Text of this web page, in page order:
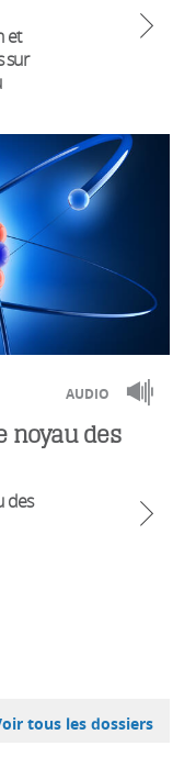
et
sur
AUDIO
noyau des
des
tous les dossiers